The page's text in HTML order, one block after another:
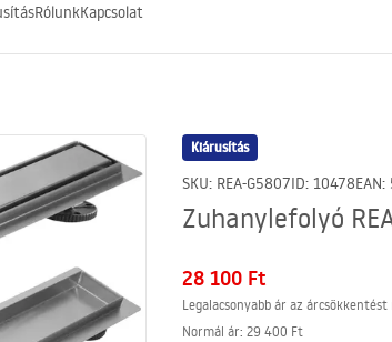
RólunkKapcsolat
Kiárusítás
SKU: REA-G5807ID: 10478EAN:
Zuhanylefolyó
28 100 Ft
Legalacsonyabb ár az
Normál ár: 29 400 Ft